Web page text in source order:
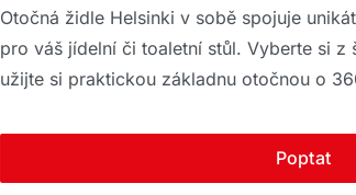
Otočná židle Helsinki v sobě spojuje
pro váš jídelní či toaletní stůl. Vyberte si z
užijte si praktickou základnu otočnou o
Poptat